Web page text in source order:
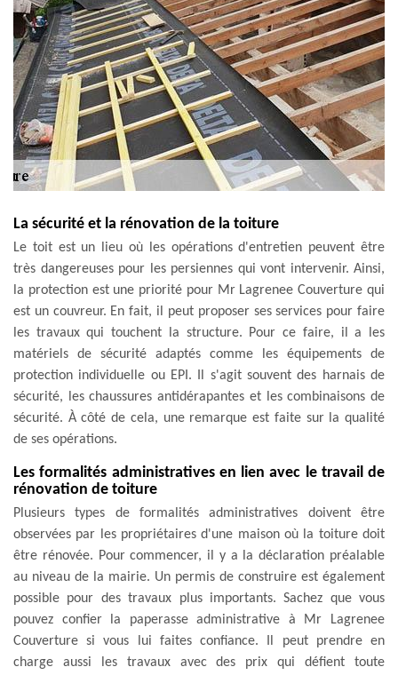
La sécurité et la rénovation de la toiture
Le toit est un lieu où les opérations d'entretien peuvent être
très dangereuses pour les persiennes qui vont intervenir. Ainsi,
la protection est une priorité pour Mr Lagrenee Couverture qui
est un couvreur. En fait, il peut proposer ses services pour faire
les travaux qui touchent la structure. Pour ce faire, il a les
matériels de sécurité adaptés comme les équipements de
protection individuelle ou EPI. Il s'agit souvent des harnais de
sécurité, les chaussures antidérapantes et les combinaisons de
sécurité. À côté de cela, une remarque est faite sur la qualité
de ses opérations.
Les formalités administratives en lien avec le travail de
rénovation de toiture
Plusieurs types de formalités administratives doivent être
observées par les propriétaires d'une maison où la toiture doit
être rénovée. Pour commencer, il y a la déclaration préalable
au niveau de la mairie. Un permis de construire est également
possible pour des travaux plus importants. Sachez que vous
pouvez confier la paperasse administrative à Mr Lagrenee
Couverture si vous lui faites confiance. Il peut prendre en
charge aussi les travaux avec des prix qui défient toute